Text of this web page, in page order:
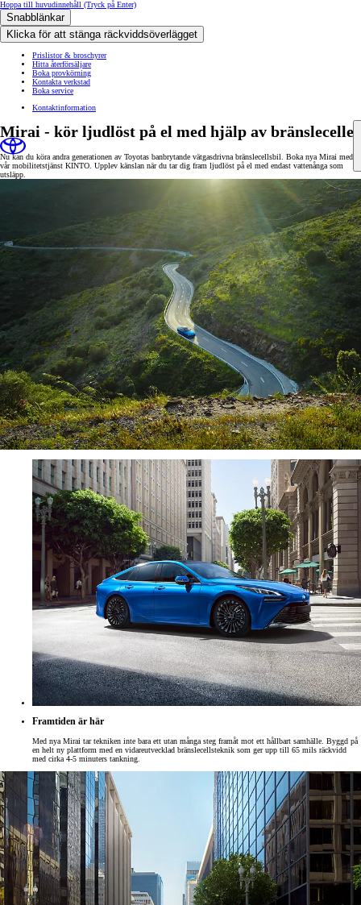
Hoppa till huvudinnehåll (Tryck på Enter)
Snabblänkar
Klicka för att stänga räckviddsöverlägget
Prislistor & broschyrer
Hitta återförsäljare
Boka provkörning
Kontakta verkstad
Boka service
Kontaktinformation
Mirai - kör ljudlöst på el med hjälp av bränsleceller
Nu kan du köra andra generationen av Toyotas banbrytande vätgasdrivna bränslecellsbil. Boka nya Mirai med
vår mobilitetstjänst KINTO. Upplev känslan när du tar dig fram ljudlöst på el med endast vattenånga som
utsläpp.
Framtiden är här
Med nya Mirai tar tekniken inte bara ett utan många steg framåt mot ett hållbart samhälle. Byggd på
en helt ny plattform med en vidareutvecklad bränslecellsteknik som ger upp till 65 mils räckvidd
med cirka 4-5 minuters tankning.